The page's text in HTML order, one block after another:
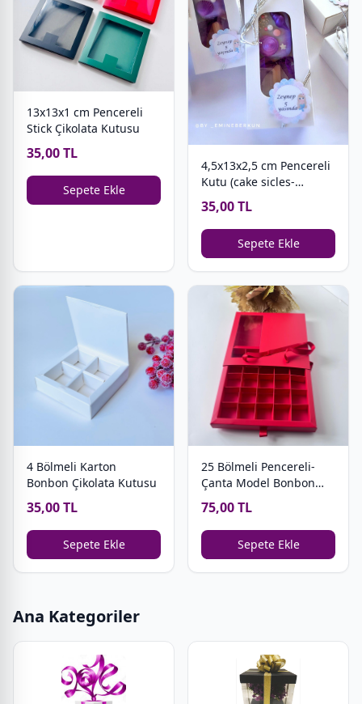
13x13x1 cm Pencereli
Stick Çikolata Kutusu
35,00 TL
Sepete Ekle
4,5x13x2,5 cm Pencereli
Kutu (cake sicles-
magnum cakes)
35,00 TL
Sepete Ekle
4 Bölmeli Karton
Bonbon Çikolata Kutusu
35,00 TL
Sepete Ekle
25 Bölmeli Pencereli-
Çanta Model Bonbon
Çikolata Kutusu
75,00 TL
Sepete Ekle
Ana Kategoriler